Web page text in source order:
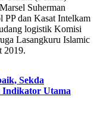
Suherman
dan Kasat Intelkam
logistik Komisi
Lasangkuru Islamic
2019.
Sekda
Indikator Utama